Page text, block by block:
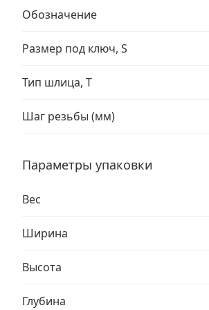
Обозначение
Размер под ключ, S
Тип шлица, T
Шаг резьбы (мм)
Параметры упаковки
Вес
Ширина
Высота
Глубина